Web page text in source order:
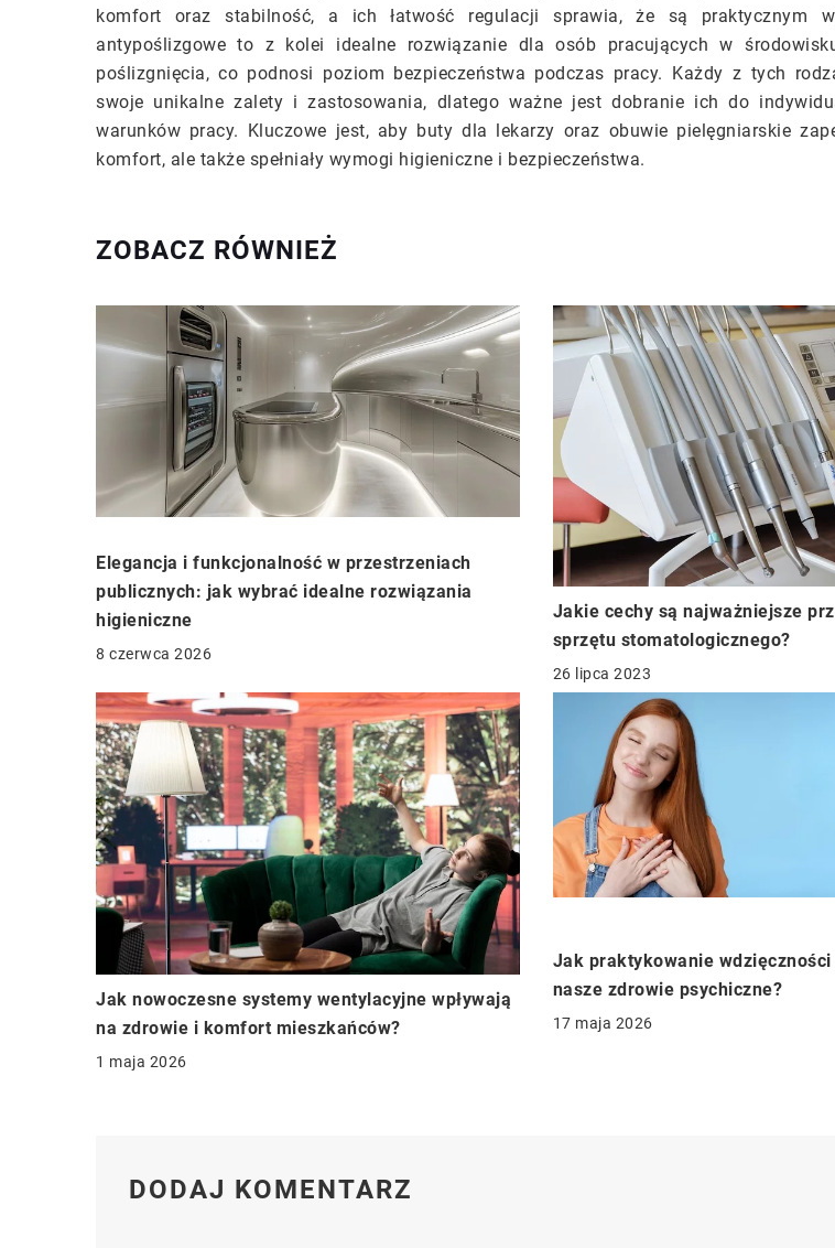
komfort oraz stabilność, a ich łatwość regulacji sprawia, że są praktycznym
antypoślizgowe to z kolei idealne rozwiązanie dla osób pracujących w
poślizgnięcia, co podnosi poziom bezpieczeństwa podczas pracy. Każdy z tych
swoje unikalne zalety i zastosowania, dlatego ważne jest dobranie ich do
warunków pracy. Kluczowe jest, aby buty dla lekarzy oraz obuwie pielęgniarskie
komfort, ale także spełniały wymogi higieniczne i bezpieczeństwa.
ZOBACZ RÓWNIEŻ
Elegancja i funkcjonalność w przestrzeniach
publicznych: jak wybrać idealne rozwiązania
higieniczne
8 czerwca 2026
Jakie cechy są najważniejsze
sprzętu stomatologicznego?
26 lipca 2023
Jak nowoczesne systemy wentylacyjne wpływają
na zdrowie i komfort mieszkańców?
1 maja 2026
Jak praktykowanie wdzięczności
nasze zdrowie psychiczne?
17 maja 2026
DODAJ KOMENTARZ